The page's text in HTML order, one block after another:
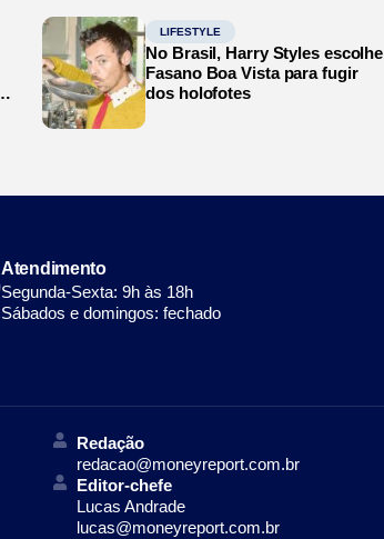
LIFESTYLE
No Brasil, Harry Styles escolhe
Fasano Boa Vista para fugir
dos holofotes
Atendimento
Segunda-Sexta: 9h às 18h
Sábados e domingos: fechado
Redação
redacao@moneyreport.com.br
Editor-chefe
Lucas Andrade
lucas@moneyreport.com.br